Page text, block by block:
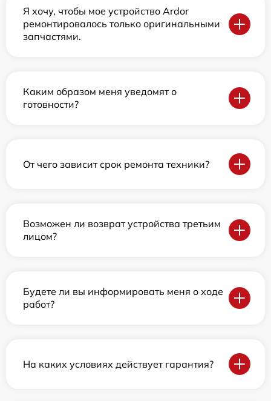
Я хочу, чтобы мое устройство Ardor
ремонтировалось только оригинальными
запчастями.
Каким образом меня уведомят о
готовности?
От чего зависит срок ремонта техники?
Возможен ли возврат устройства третьим
лицом?
Будете ли вы информировать меня о ходе
работ?
На каких условиях действует гарантия?